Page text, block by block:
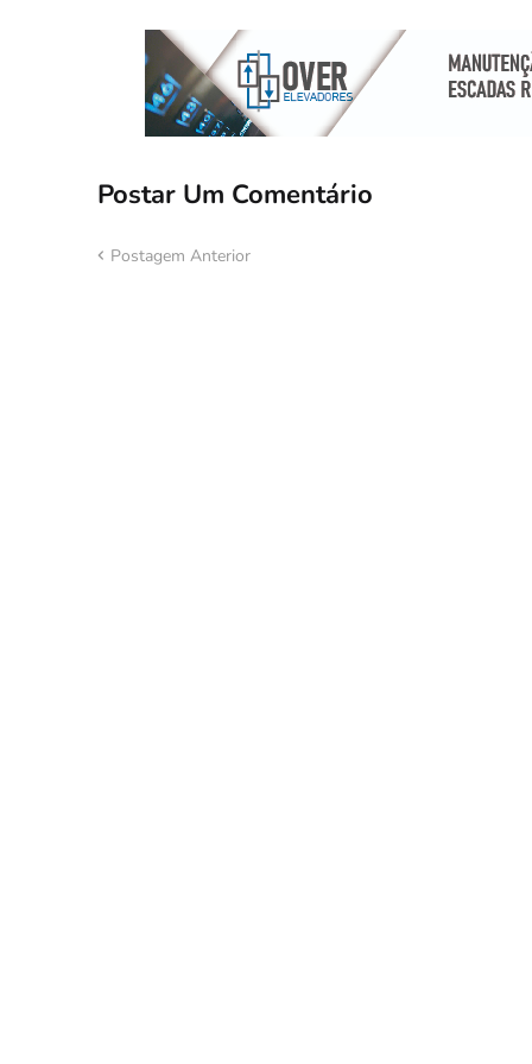
Postar Um Comentário
Postagem Anterior